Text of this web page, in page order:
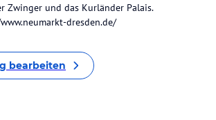
Zwinger und das Kurländer Palais.
dresden.de/
bearbeiten